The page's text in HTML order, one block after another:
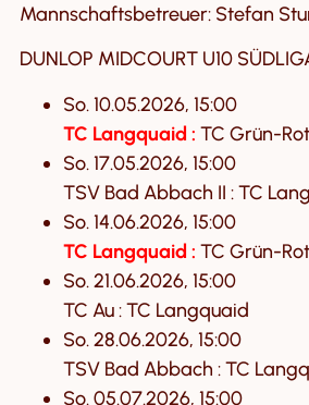
Mannschaftsbetreuer: Stefan
DUNLOP MIDCOURT U10
So. 10.05.2026, 15:00
TC Langquaid : TC Grün-
So. 17.05.2026, 15:00
TSV Bad Abbach II : TC
So. 14.06.2026, 15:00
TC Langquaid : TC Grün-
So. 21.06.2026, 15:00
TC Au : TC Langquaid
So. 28.06.2026, 15:00
TSV Bad Abbach : TC
So. 05.07.2026, 15:00